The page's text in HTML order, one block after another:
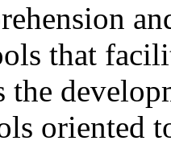
that
the
oriented